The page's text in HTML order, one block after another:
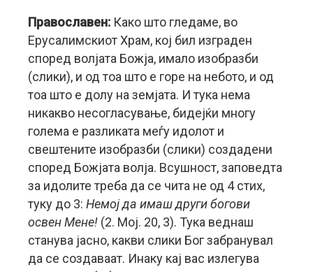
Православен: Како што гледаме, во
Ерусалимскиот Храм, кој бил изграден
според волјата Божја, имало изобразби
(слики), и од тоа што е горе на небото, и од
тоа што е долу на земјата. И тука нема
никакво несогласување, бидејќи многу
голема е разликата меѓу идолот и
свештените изобразби (слики) создадени
според Божјата волја. Всушност, заповедта
за идолите треба да се чита не од 4 стих,
туку до 3: Немој да имаш други богови
освен Мене! (2. Мој. 20, 3). Тука веднаш
станува јасно, какви слики Бог забранувал
да се создаваат. Инаку кај вас излегува